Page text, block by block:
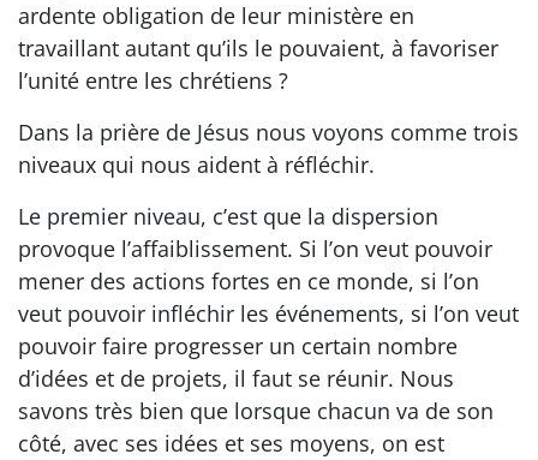
ardente obligation de leur ministère en
travaillant autant qu’ils le pouvaient, à favoriser
l’unité entre les chrétiens ?
Dans la prière de Jésus nous voyons comme trois
niveaux qui nous aident à réfléchir.
Le premier niveau, c’est que la dispersion
provoque l’affaiblissement. Si l’on veut pouvoir
mener des actions fortes en ce monde, si l’on
veut pouvoir infléchir les événements, si l’on veut
pouvoir faire progresser un certain nombre
d’idées et de projets, il faut se réunir. Nous
savons très bien que lorsque chacun va de son
côté, avec ses idées et ses moyens, on est